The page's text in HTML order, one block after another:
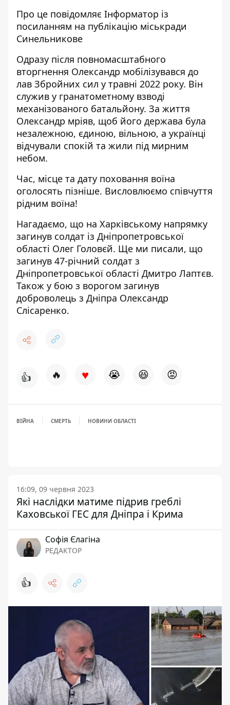
Про це повідомляє Інформатор із
посиланням на публікацію міськради
Синельникове
Одразу після повномасштабного
вторгнення Олександр мобілізувався до
лав Збройних сил у травні 2022 року. Він
служив у гранатометному взводі
механізованого батальйону. За життя
Олександр мріяв, щоб його держава була
незалежною, єдиною, вільною, а українці
відчували спокій та жили під мирним
небом.
Час, місце та дату поховання воїна
оголосять пізніше. Висловлюємо співчуття
рідним воїна!
Нагадаємо, що на Харківському напрямку
загинув солдат із Дніпропетровської
області Олег Головєй. Ще ми писали, що
загинув 47-річний солдат з
Дніпропетровської області Дмитро Лаптєв.
Також у бою з ворогом загинув
доброволець з Дніпра Олександр
Слісаренко.
👍 🔥 ♥ 😭 😆 😡
ВІЙНА СМЕРТЬ НОВИНИ ОБЛАСТІ
16:09, 09 червня 2023
Які наслідки матиме підрив греблі
Каховської ГЕС для Дніпра і Крима
Софія Єлагіна
РЕДАКТОР
👍